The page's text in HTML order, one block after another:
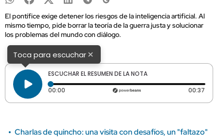
El pontífice exige detener los riesgos de la inteligencia artificial. Al
mismo tiempo, pide borrar la teoría de la guerra justa y solucionar
los problemas del mundo con diálogo.
Toca para escuchar×
ESCUCHAR EL RESUMEN DE LA NOTA
00:00 Tiempo transcurrido: 0 segundos 00:37
Charlas de quincho: una visita con desafíos, un "faltazo"